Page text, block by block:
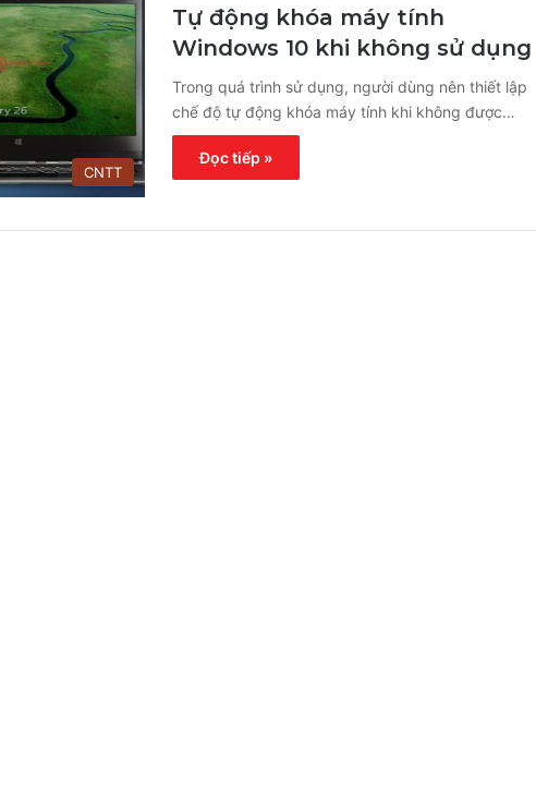
CNTT
Tự động khóa máy tính
Windows 10 khi không sử dụng
Trong quá trình sử dụng, người dùng nên thiết lập
chế độ tự động khóa máy tính khi không được…
Đọc tiếp »